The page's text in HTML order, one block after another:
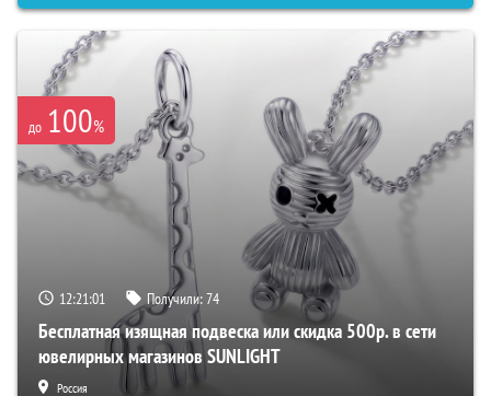
до 100%
12:21:00 Получили:74
Бесплатная изящная подвеска или скидка 500р. в сети
ювелирных магазинов SUNLIGHT
Россия